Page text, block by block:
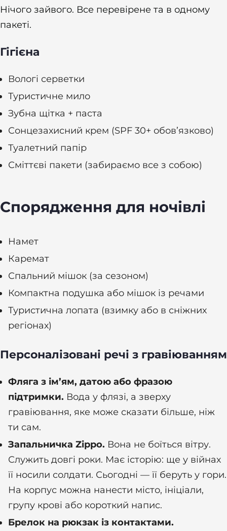
Нічого зайвого. Все перевірене та в одному
пакеті.
Гігієна
Вологі серветки
Туристичне мило
Зубна щітка + паста
Сонцезахисний крем (SPF 30+ обов’язково)
Туалетний папір
Сміттєві пакети (забираємо все з собою)
Спорядження для ночівлі
Намет
Каремат
Спальний мішок (за сезоном)
Компактна подушка або мішок із речами
Туристична лопата (взимку або в сніжних
регіонах)
Персоналізовані речі з гравіюванням
Фляга з ім’ям, датою або фразою
підтримки. Вода у флязі, а зверху
гравіювання, яке може сказати більше, ніж
ти сам.
Запальничка Zippo. Вона не боїться вітру.
Служить довгі роки. Має історію: ще у війнах
її носили солдати. Сьогодні — її беруть у гори.
На корпус можна нанести місто, ініціали,
групу крові або короткий напис.
Брелок на рюкзак із контактами.